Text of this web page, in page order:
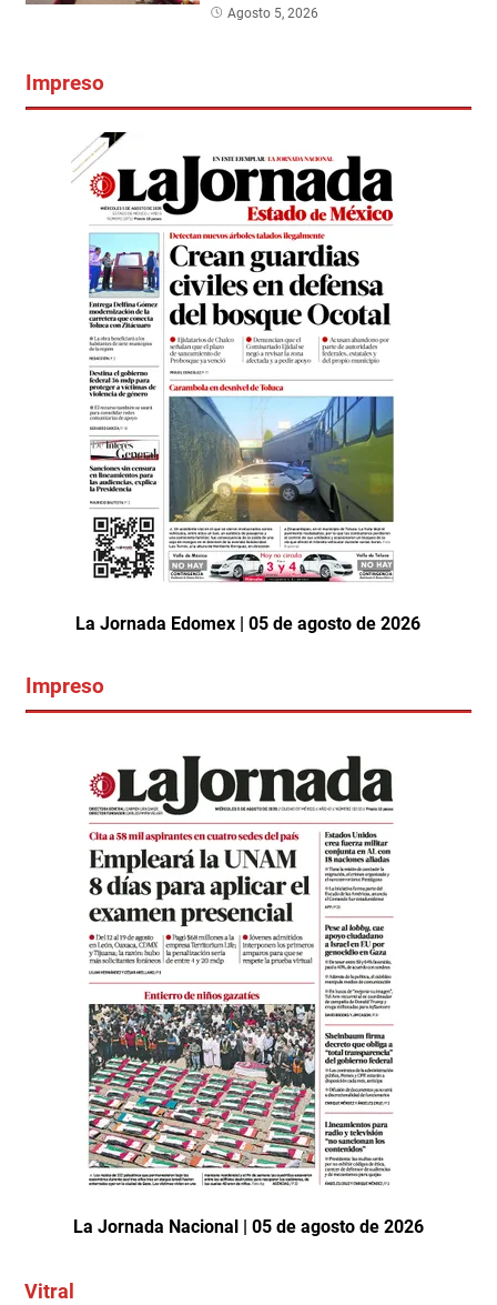
Agosto 5, 2026
Impreso
La Jornada Edomex | 05 de agosto de 2026
Impreso
La Jornada Nacional | 05 de agosto de 2026
Vitral